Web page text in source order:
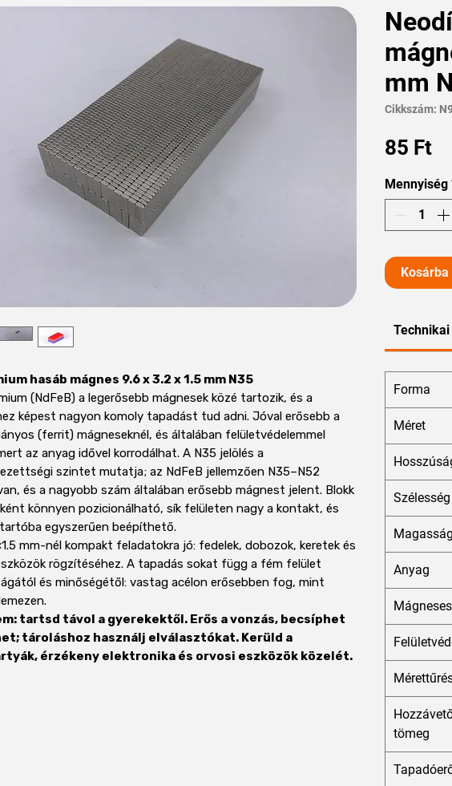
hasáb mágnes 9.6 x 3.2 x 1.5 mm N35
(NdFeB) a legerősebb mágnesek közé tartozik, és a
képest nagyon komoly tapadást tud adni. Jóval erősebb a
(ferrit) mágneseknél, és általában felületvédelemmel
az anyag idővel korrodálhat. A N35 jelölés a
szintet mutatja; az NdFeB jellemzően N35–N52
és a nagyobb szám általában erősebb mágnest jelent. Blokk
könnyen pozicionálható, sík felületen nagy a kontakt, és
egyszerűen beépíthető.
mm-nél kompakt feladatokra jó: fedelek, dobozok, keretek és
rögzítéséhez. A tapadás sokat függ a fém felület
és minőségétől: vastag acélon erősebben fog, mint
tartsd távol a gyerekektől. Erős a vonzás, becsíphet
tároláshoz használj elválasztókat. Kerüld a
érzékeny elektronika és orvosi eszközök közelét.
mm
Cikkszám:
85 FtÁr
Mennyiség
Kosárba
Forma
Méret
Szélesség
Magasság
Anyag
tömeg